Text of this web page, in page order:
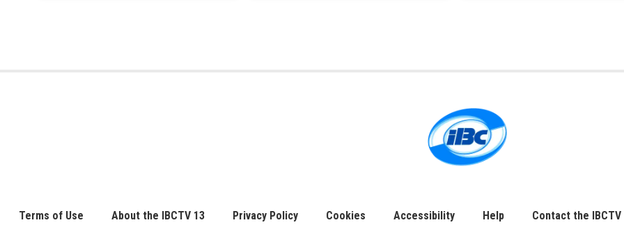
Terms of Use About the IBCTV 13 Privacy Policy Cookies Accessibility Help Contact the IBCTV